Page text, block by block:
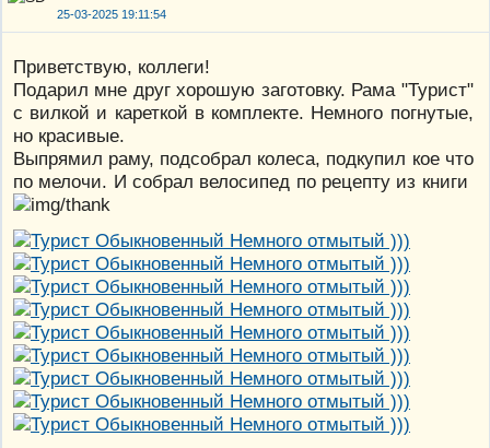
25-03-2025 19:11:54
Приветствую, коллеги!
Подарил мне друг хорошую заготовку. Рама "Турист"
с вилкой и кареткой в комплекте. Немного погнутые,
но красивые.
Выпрямил раму, подсобрал колеса, подкупил кое что
по мелочи. И собрал велосипед по рецепту из книги